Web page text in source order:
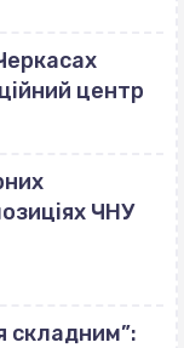
центр
ЧНУ
складним”: